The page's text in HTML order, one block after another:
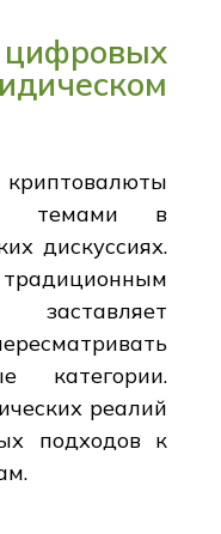
темами в
дискуссиях.
категории.
реалий
подходов к